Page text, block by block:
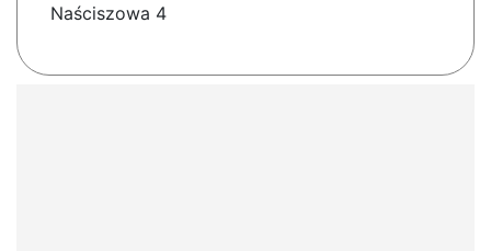
Naściszowa 4